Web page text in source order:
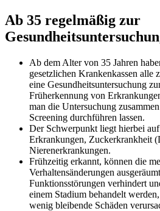
Ab 35 regelmäßig zur
Ab dem Alter von 35 Jahren
gesetzlichen Krankenkassen alle
eine Gesundheitsuntersuchung
Früherkennung von
man die Untersuchung
Screening durchführen lassen.
Der Schwerpunkt liegt hierbei
Erkrankungen, Zuckerkrankheit
Nierenerkrankungen.
Frühzeitig erkannt, können die
Verhaltensänderungen
Funktionsstörungen verhindert
einem Stadium behandelt
wenig bleibende Schäden